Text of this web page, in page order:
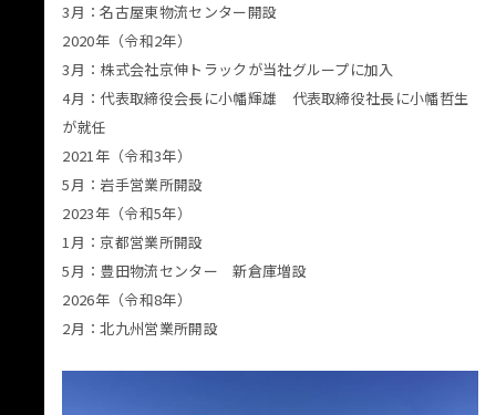
3月：名古屋東物流センター開設
2020年（令和2年）
3月：株式会社京伸トラックが当社グループに加入
4月：代表取締役会長に小幡輝雄 代表取締役社長に小幡哲生
が就任
2021年（令和3年）
5月：岩手営業所開設
2023年（令和5年）
1月：京都営業所開設
5月：豊田物流センター 新倉庫増設
2026年（令和8年）
2月：北九州営業所開設